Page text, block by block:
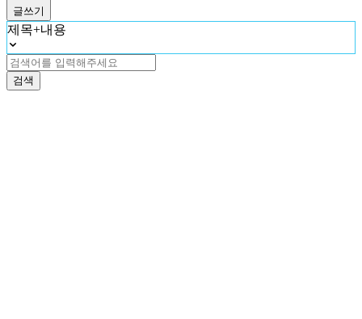
글쓰기
제목+내용
검색